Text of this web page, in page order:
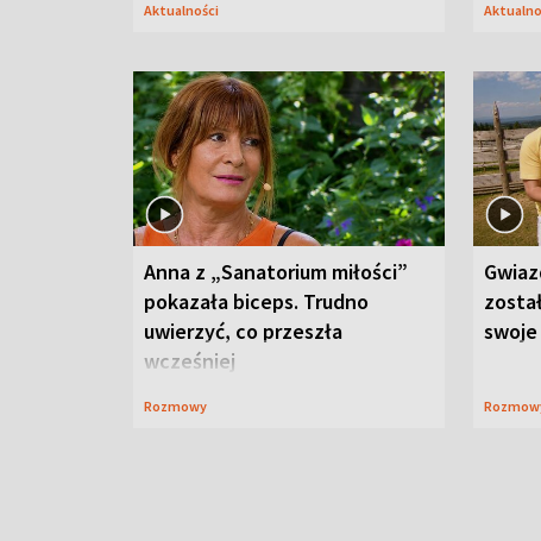
Aktualności
Anna z „Sanatorium miłości”
pokazała biceps. Trudno
uwierzyć, co przeszła
wcześniej
Rozmowy